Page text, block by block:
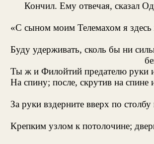
Кончил. Ему отвечая, сказал
«С сыном моим Телемахом я здесь
Буду удерживать, сколь бы ни
Ты ж и Филойтий предателю руки
На спину; после, скрутив на спине
За руки вздерните вверх по столбу
Крепким узлом к потолочине;